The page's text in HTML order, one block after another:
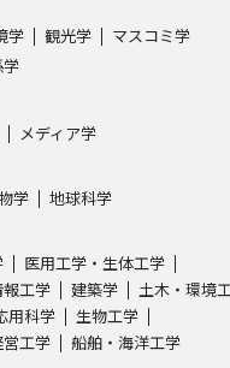
型イベント特集
夢ナビ
出願校を調べる
受験スケジュールを立て
国一斉進学調査
新生活
学 観光学 マスコミ学
メディア学
学 地球科学
医用工学・生体工学
工学 建築学
土木・環境
用科学
生物工学
営工学 船舶・海洋工学